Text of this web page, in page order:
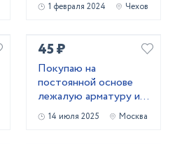
1 февраля 2024 Чехов
45 ₽
Покупаю на
постоянной основе
лежалую арматуру и
металлопрокат!
Самовывоз
14 июля 2025 Москва